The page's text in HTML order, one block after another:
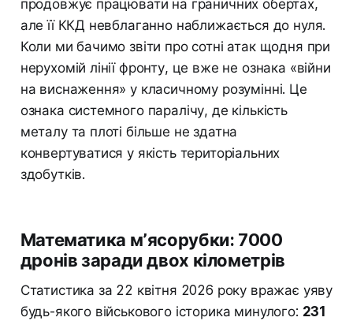
продовжує працювати на граничних обертах,
але її ККД невблаганно наближається до нуля.
Коли ми бачимо звіти про сотні атак щодня при
нерухомій лінії фронту, це вже не ознака «війни
на виснаження» у класичному розумінні. Це
ознака системного паралічу, де кількість
металу та плоті більше не здатна
конвертуватися у якість територіальних
здобутків.
Математика м’ясорубки: 7000
дронів заради двох кілометрів
Статистика за 22 квітня 2026 року вражає уяву
будь-якого військового історика минулого: 231